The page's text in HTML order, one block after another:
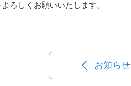
ろしくお願いいたします。
お知ら